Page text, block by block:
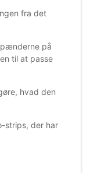
fra det
på
til at passe
hvad den
strips, der har